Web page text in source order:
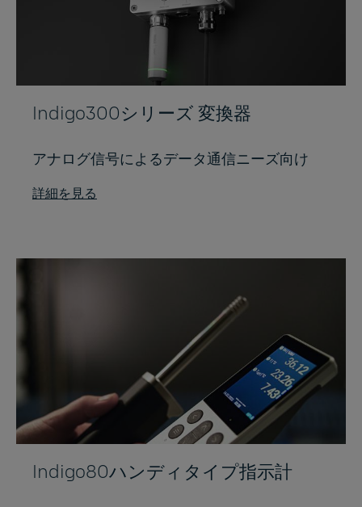
Indigo300シリーズ 変換器
アナログ信号によるデータ通信ニーズ向け
詳細を見る
Indigo80ハンディタイプ指示計